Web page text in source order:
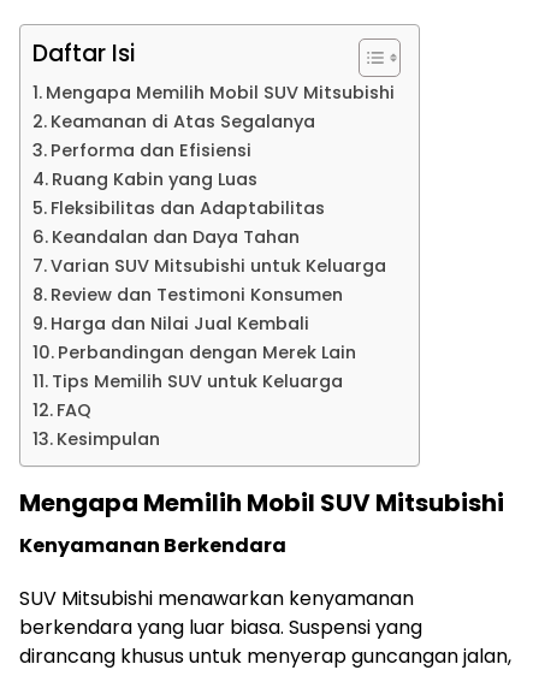
Daftar Isi
Mengapa Memilih Mobil SUV Mitsubishi
Keamanan di Atas Segalanya
Performa dan Efisiensi
Ruang Kabin yang Luas
Fleksibilitas dan Adaptabilitas
Keandalan dan Daya Tahan
Varian SUV Mitsubishi untuk Keluarga
Review dan Testimoni Konsumen
Harga dan Nilai Jual Kembali
Perbandingan dengan Merek Lain
Tips Memilih SUV untuk Keluarga
FAQ
Kesimpulan
Mengapa Memilih Mobil SUV Mitsubishi
Kenyamanan Berkendara
SUV Mitsubishi menawarkan kenyamanan
berkendara yang luar biasa. Suspensi yang
dirancang khusus untuk menyerap guncangan jalan,